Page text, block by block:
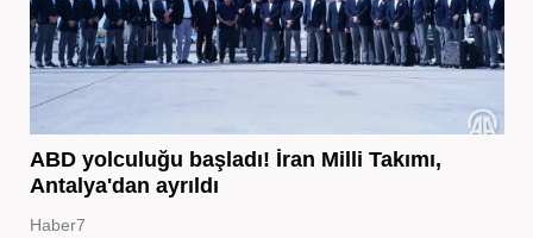
ABD yolculuğu başladı! İran Milli Takımı,
Antalya'dan ayrıldı
Haber7